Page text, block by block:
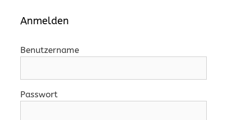
Anmelden
Benutzername
Passwort